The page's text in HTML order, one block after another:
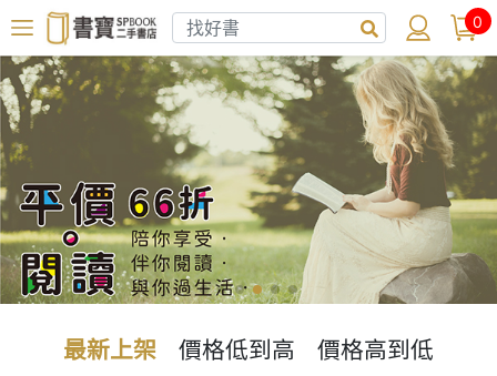
0
最新上架 價格低到高 價格高到低